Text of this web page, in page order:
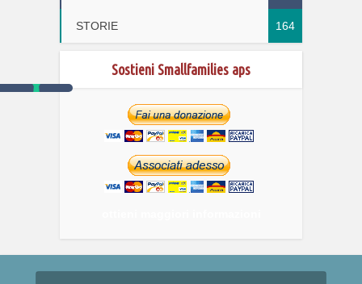
STORIE 164
Sostieni Smallfamilies aps